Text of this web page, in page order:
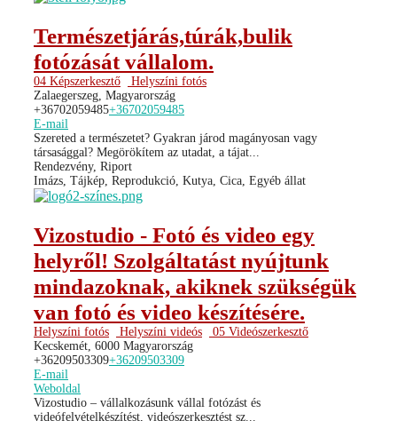
Természetjárás,túrák,bulik
fotózását vállalom.
04 Képszerkesztő
Helyszíni fotós
Zalaegerszeg, Magyarország
+36702059485+36702059485
E-mail
Szereted a természetet? Gyakran járod magányosan vagy
társasággal? Megörökítem az utadat, a tájat...
Rendezvény, Riport
Imázs, Tájkép, Reprodukció, Kutya, Cica, Egyéb állat
Vizostudio - Fotó és video egy
helyről! Szolgáltatást nyújtunk
mindazoknak, akiknek szükségük
van fotó és video készítésére.
Helyszíni fotós Helyszíni videós
05 Videószerkesztő
Kecskemét, 6000 Magyarország
+36209503309+36209503309
E-mail
Weboldal
Vizostudio – vállalkozásunk vállal fotózást és
videófelvételkészítést, videószerkesztést sz...